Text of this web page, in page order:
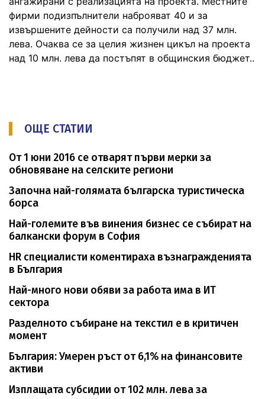
фирми подизпълнители наброяват 40 и за
извършените дейности са получили над 37 млн.
лева. Очаква се за целия жизнен цикъл на проекта
над 10 млн. лева да постъпят в общинския бюджет..
ОЩЕ СТАТИИ
От 1 юни 2016 се отварят първи мерки за
обновяване на селските региони
Започна най-голямата българска туристическа
борса
Най-големите във винения бизнес се събират на
балкански форум в София
HR специалисти коментираха възнагражденията
в България
Най-много нови обяви за работа има в ИТ
сектора
Разделното събиране на текстил е в критичен
момент
България: Умерен ръст от 6,1% на финансовите
активи
Изплащата субсидии от 102 млн. лева за